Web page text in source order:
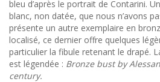
bleu d’après le portrait de Contarini.
blanc, non datée, que nous n’avons
présente un autre exemplaire en
localisé, ce dernier offre quelques
particulier la fibule retenant le drapé.
est légendée : Bronze bust by
century.